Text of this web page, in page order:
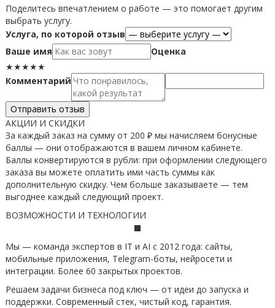
Поделитесь впечатлением о работе — это помогает другим
выбрать услугу.
Услуга, по которой отзыв
Ваше имя
Оценка
★★★★★
Комментарий
Отправить отзыв
АКЦИИ И СКИДКИ
За каждый заказ на сумму от 200 ₽ мы начисляем бонусные
баллы — они отображаются в вашем личном кабинете.
Баллы конвертируются в рубли: при оформлении следующего
заказа вы можете оплатить ими часть суммы как
дополнительную скидку. Чем больше заказываете — тем
выгоднее каждый следующий проект.
ВОЗМОЖНОСТИ И ТЕХНОЛОГИИ
Мы — команда экспертов в IT и AI с 2012 года: сайты,
мобильные приложения, Telegram-боты, нейросети и
интеграции. Более 60 закрытых проектов.
Решаем задачи бизнеса под ключ — от идеи до запуска и
поддержки. Современный стек, чистый код, гарантия.